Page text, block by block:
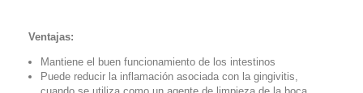
Ventajas:
Mantiene el buen funcionamiento de los intestinos
Puede reducir la inflamación asociada con la gingivitis,